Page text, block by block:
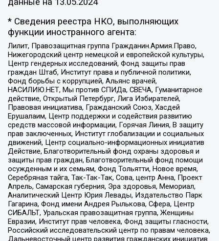
* Сведения реестра НКО, выполняющих
функции иностранного агента:
Лилит, Правозащитная группа Гражданин.Армия.Право,
Нижегородский центр немецкой и европейской культуры,
Центр гендерных исследований, Фонд защиты прав
граждан Штаб, Институт права и публичной политики,
Фонд борьбы с коррупцией, Альянс врачей,
НАСИЛИЮ.НЕТ, Мы против СПИДа, СВЕЧА, Гуманитарное
действие, Открытый Петербург, Лига Избирателей,
Правовая инициатива, Гражданский Союз, Хасдей
Ерушалаим, Центр поддержки и содействия развитию
средств массовой информации, Горячая Линия, В защиту
прав заключенных, Институт глобализации и социальных
движений, Центр социально-информационных инициатив
Действие, Благотворительный фонд охраны здоровья и
защиты прав граждан, Благотворительный фонд помощи
осужденным и их семьям, Фонд Тольятти, Новое время,
Серебряная тайга, Так-Так-Так, Сова, центр Анна, Проект
Апрель, Самарская губерния, Эра здоровья, Мемориал,
Аналитический Центр Юрия Левады, Издательство Парк
Гагарина, Фонд имени Андрея Рылькова, Сфера, Центр
СИБАЛЬТ, Уральская правозащитная группа, Женщины
Евразии, Институт прав человека, Фонд защиты гласности,
Российский исследовательский центр по правам человека,
Дальневосточный центр развития гражданских инициатив